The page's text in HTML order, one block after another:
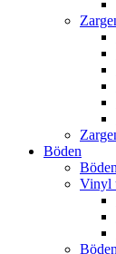
Böden
Vinyl